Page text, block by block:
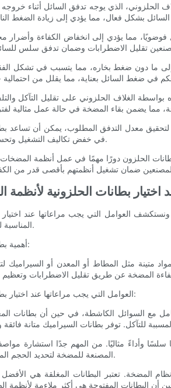
الحلزوني، الذي يوجه تدفق السائل أثناء
مما يؤدي إلى انخفاض الكفاءة وأضرار
ما دون ضغط بخاره، مما يتسبب في تشكل
الغلاف الحلزوني على تقليل التآكل
معدل التدفق المطلوب، يمكن أن تساعد
في خفض تكاليف التشغيل وتحسين الأداء العام.
بطانات الحلزون دورًا مهمًا في عمل أنظمة
اختيار بطانات الحلزونية
العوامل التي يجب مراعاتها عند اختيار
المناسبة لتطبيقك المحدد.
أهمية بطانات الحلزونية:
متينة مثل المطاط أو المعدن أو السيراميك
العوامل التي يجب مراعاتها عند اختيار بطانات الحلزونية:
المصنعة للمضخة لتحديد الحجم المناسب لتطبيقك.